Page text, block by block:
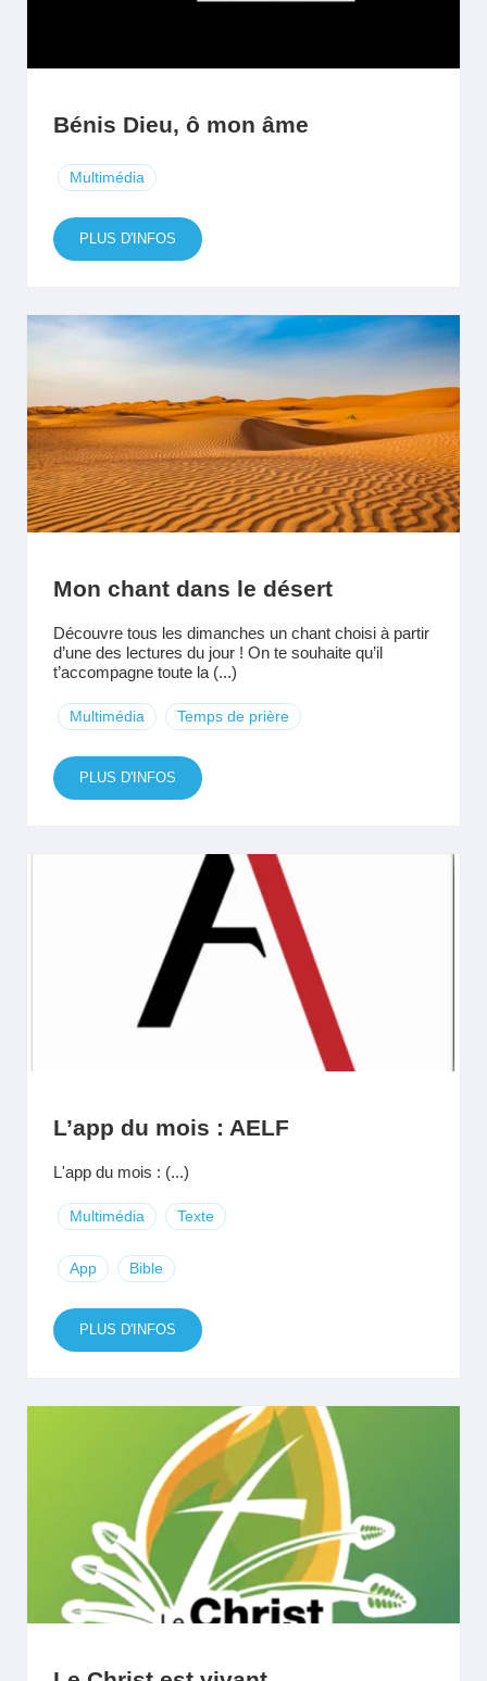
Bénis Dieu, ô mon âme
Multimédia
PLUS D'INFOS
Mon chant dans le désert
Découvre tous les dimanches un chant choisi à partir
d’une des lectures du jour ! On te souhaite qu’il
t’accompagne toute la (...)
Multimédia Temps de prière
PLUS D'INFOS
L’app du mois : AELF
L'app du mois : (...)
Multimédia Texte
App Bible
PLUS D'INFOS